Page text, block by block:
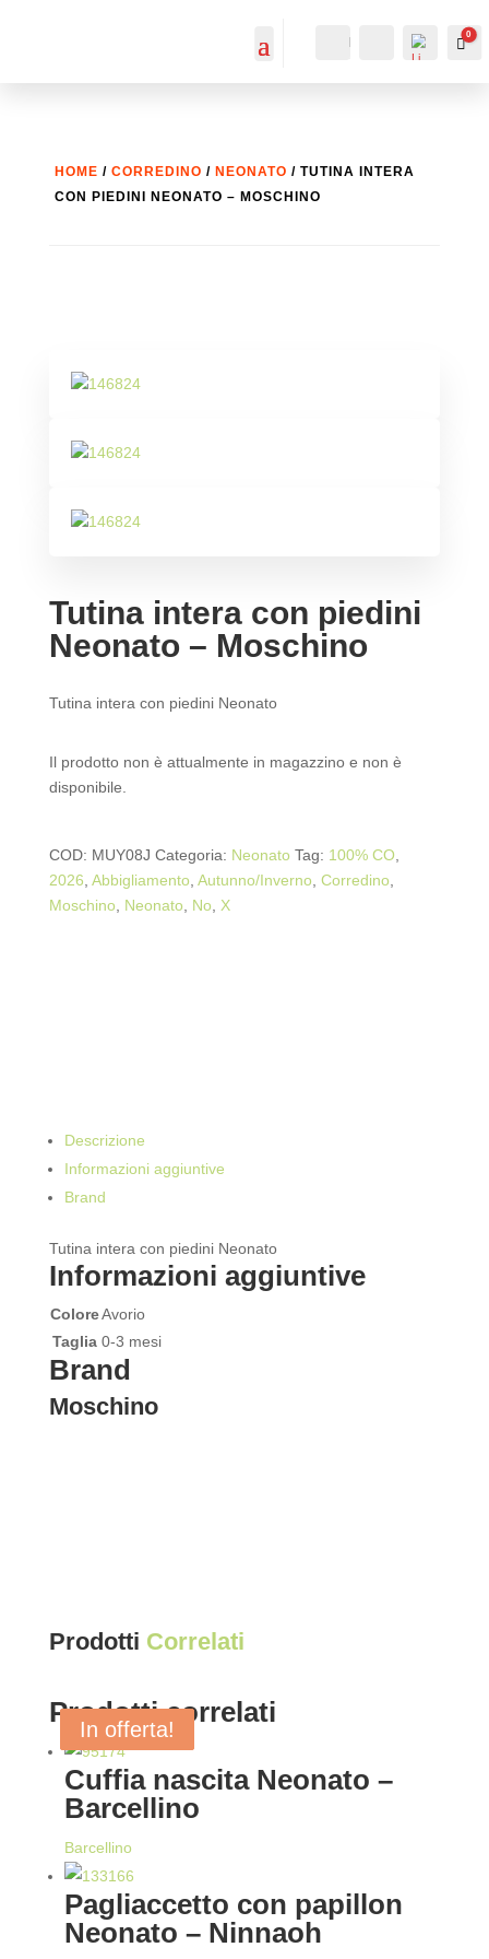
IL MIO
ACCOUNT
ACCOUNT
Cerca...
0
HOME / CORREDINO / NEONATO / TUTINA INTERA
CON PIEDINI NEONATO – MOSCHINO
Tutina intera con piedini
Neonato – Moschino
Tutina intera con piedini Neonato
Il prodotto non è attualmente in magazzino e non è
disponibile.
COD: MUY08J Categoria: Neonato Tag: 100% CO,
2026 Abbigliamento Autunno/Inverno Corredino
Moschino
Neonato No X
Descrizione
Informazioni aggiuntive
Brand
Tutina intera con piedini Neonato
Informazioni aggiuntive
ColoreAvorio
Taglia 0-3 mesi
Brand
Moschino
Prodotti Correlati
Prodotti correlati
Cuffia nascita Neonato –
Barcellino
Barcellino
In offerta!
Pagliaccetto con papillon
Neonato – Ninnaoh
In offerta!
In offerta!